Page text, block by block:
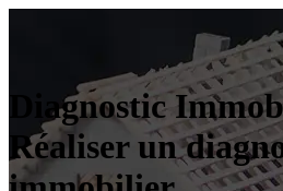
Diagnostic
Réaliser un